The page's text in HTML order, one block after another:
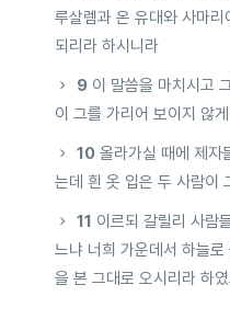
루살렘과 온 유대와 사마리
되리라 하시니라
9이 말씀을 마치시고
이 그를 가리어 보이지 않
10올라가실 때에 제자
는데 흰 옷 입은 두 사람이
11 이르되 갈릴리 사람
느냐 너희 가운데서 하늘
을 본 그대로 오시리라 하